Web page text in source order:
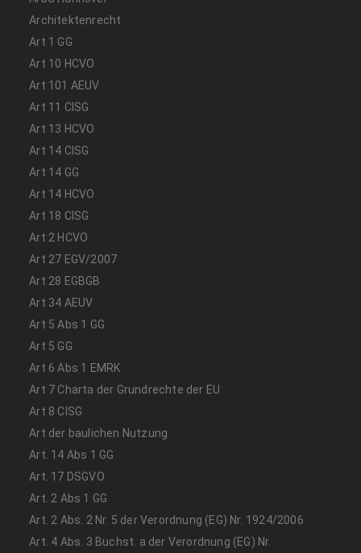
Architektenrecht
Art 1 GG
Art 10 HCVO
Art 101 AEUV
Art 11 CISG
Art 13 HCVO
Art 14 CISG
Art 14 GG
Art 14 HCVO
Art 18 CISG
Art 2 HCVO
Art 27 EGV/2007
Art 28 EGBGB
Art 34 AEUV
Art 5 Abs 1 GG
Art 5 GG
Art 6 Abs 1 EMRK
Art 7 Charta der Grundrechte der EU
Art 8 CISG
Art der baulichen Nutzung
Art. 14 Abs 1 GG
Art. 17 DSGVO
Art. 2 Abs 1 GG
Art. 2 Abs. 2 Nr. 5 der Verordnung (EG) Nr. 1924/2006
Art. 4 Abs. 3 Buchst. a der Verordnung (EG) Nr.